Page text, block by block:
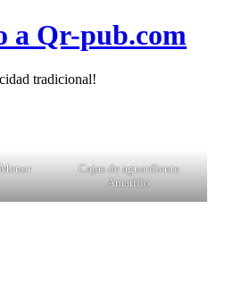
tradicional!
Cajas de aguardiente
Amarillo